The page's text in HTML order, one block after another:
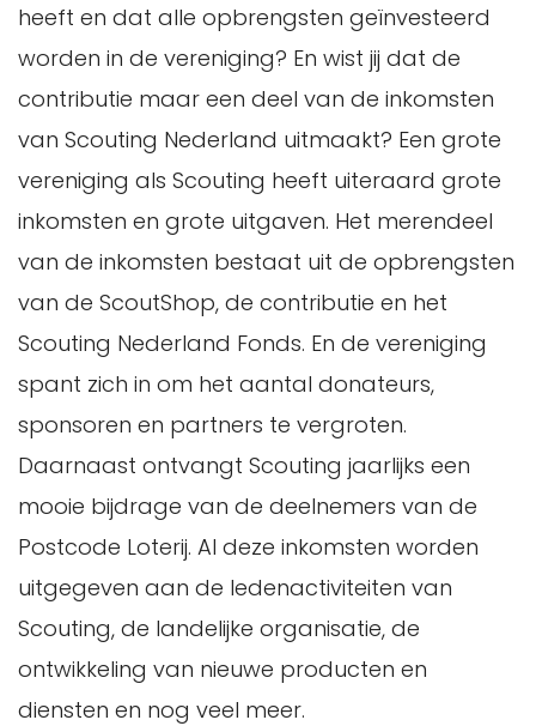
heeft en dat alle opbrengsten geïnvesteerd
worden in de vereniging? En wist jij dat de
contributie maar een deel van de inkomsten
van Scouting Nederland uitmaakt? Een grote
vereniging als Scouting heeft uiteraard grote
inkomsten en grote uitgaven. Het merendeel
van de inkomsten bestaat uit de opbrengsten
van de ScoutShop, de contributie en het
Scouting Nederland Fonds. En de vereniging
spant zich in om het aantal donateurs,
sponsoren en partners te vergroten.
Daarnaast ontvangt Scouting jaarlijks een
mooie bijdrage van de deelnemers van de
Postcode Loterij. Al deze inkomsten worden
uitgegeven aan de ledenactiviteiten van
Scouting, de landelijke organisatie, de
ontwikkeling van nieuwe producten en
diensten en nog veel meer.